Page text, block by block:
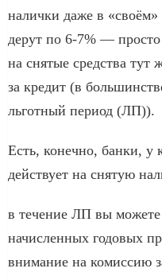
налички даже в
дерут по 6-7% —
на снятые средства тут
за кредит (в
льготный период (ЛП)).
Есть, конечно, банки, у
действует на снятую
в течение ЛП вы
начисленных годовых
внимание на комиссию